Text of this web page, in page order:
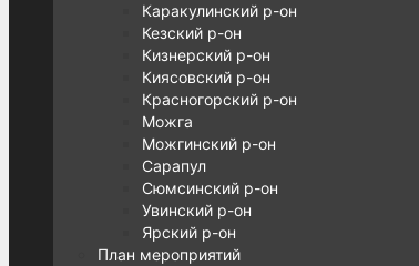
Каракулинский р-он
Кезский р-он
Кизнерский р-он
Киясовский р-он
Красногорский р-он
Можга
Можгинский р-он
Сарапул
Сюмсинский р-он
Увинский р-он
Ярский р-он
План мероприятий